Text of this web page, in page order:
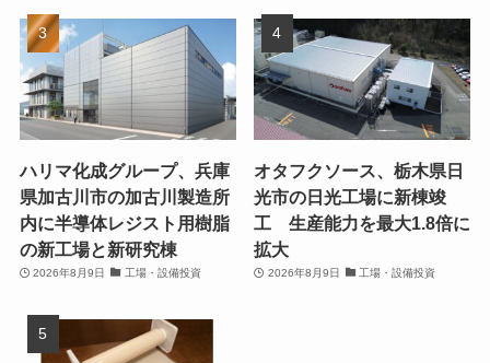
ハリマ化成グループ、兵庫
県加古川市の加古川製造所
内に半導体レジスト用樹脂
の新工場と新研究棟
2026年8月9日 工場・設備投資
オタフクソース、栃木県日
光市の日光工場に新棟竣
工 生産能力を最大1.8倍に
拡大
2026年8月9日 工場・設備投資